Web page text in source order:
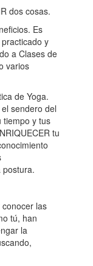
dos cosas.
Es
y
a Clases de
varios
de Yoga.
sendero del
tiempo y tus
tu
postura.
las
tú, han
la